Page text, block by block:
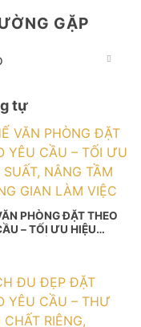
GẶP
tự
PHÒNG ĐẶT THEO
– TỐI ƯU HIỆU